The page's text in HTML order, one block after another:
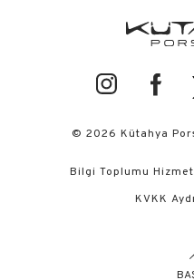
© 2026 Kütahya
Bilgi Toplumu
KVKK